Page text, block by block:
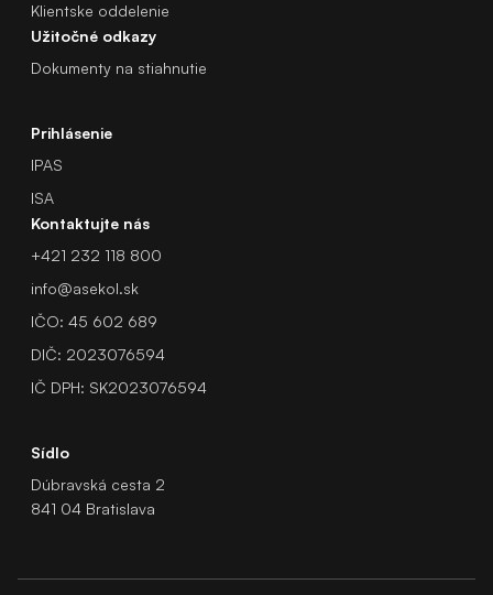
Klientske oddelenie
Užitočné odkazy
Dokumenty na stiahnutie
Prihlásenie
IPAS
ISA
Kontaktujte nás
+421 232 118 800
info@asekol.sk
IČO: 45 602 689
DIČ: 2023076594
IČ DPH: SK2023076594
Sídlo
Dúbravská cesta 2
841 04 Bratislava